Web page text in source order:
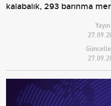
kalabalık, 293 barınma